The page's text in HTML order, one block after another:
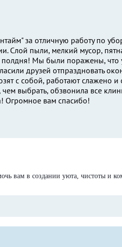
за отличную работу по
Слой пыли, мелкий мусор,
полдня! Мы были поражены,
друзей отпраздновать
с собой, работают слажено
выбрать, обзвонила все
Огромное вам спасибо!
вам в создании уюта, чистоты и